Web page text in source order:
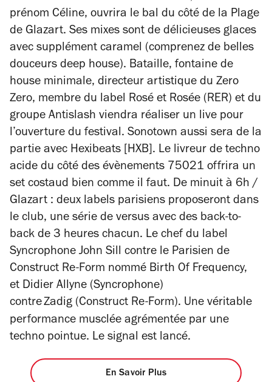
prénom Céline, ouvrira le bal du côté de la Plage
de Glazart. Ses mixes sont de délicieuses glaces
avec supplément caramel (comprenez de belles
douceurs deep house). Bataille, fontaine de
house minimale, directeur artistique du Zero
Zero, membre du label Rosé et Rosée (RER) et du
groupe Antislash viendra réaliser un live pour
l’ouverture du festival. Sonotown aussi sera de la
partie avec Hexibeats [HXB]. Le livreur de techno
acide du côté des évènements 75021 offrira un
set costaud bien comme il faut. De minuit à 6h /
Glazart : deux labels parisiens proposeront dans
le club, une série de versus avec des back-to-
back de 3 heures chacun. Le chef du label
Syncrophone John Sill contre le Parisien de
Construct Re-Form nommé Birth Of Frequency,
et Didier Allyne (Syncrophone)
contreZadig (Construct Re-Form). Une véritable
performance musclée agrémentée par une
techno pointue. Le signal est lancé.
En Savoir Plus